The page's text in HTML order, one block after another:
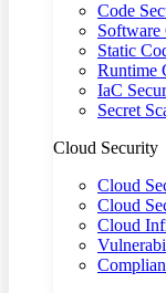
Code
Software
Static
Runtime
IaC
Secret
Cloud Security
Cloud
Cloud
Cloud